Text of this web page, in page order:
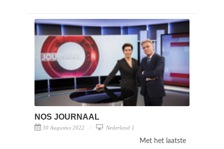
NOS JOURNAAL
30 Augustus 2022 Nederland 1
Met het laatste